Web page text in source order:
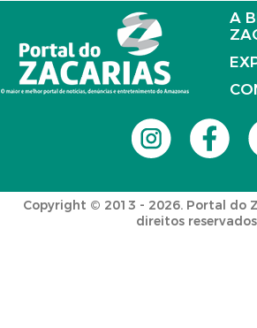
A
Copyright © 2013 - 2026. Portal do
direitos